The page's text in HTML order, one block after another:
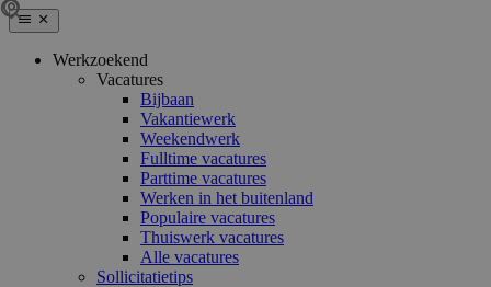
Werkzoekend
Vacatures
Bijbaan
Vakantiewerk
Weekendwerk
Fulltime vacatures
Parttime vacatures
Werken in het buitenland
Populaire vacatures
Thuiswerk vacatures
Alle vacatures
Sollicitatietips